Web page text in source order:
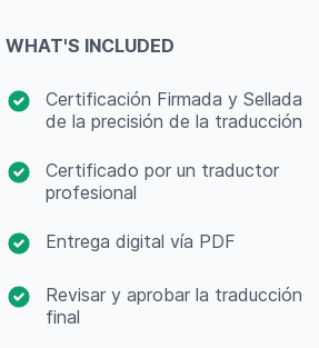
WHAT'S INCLUDED
Certificación Firmada y Sellada
de la precisión de la traducción
Certificado por un traductor
profesional
Entrega digital vía PDF
Revisar y aprobar la traducción
final